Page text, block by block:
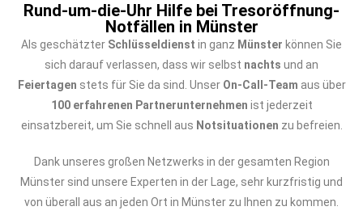
Rund-um-die-Uhr Hilfe bei Tresoröffnung-
Notfällen in Münster
Als geschätzter Schlüsseldienst in ganz Münster können Sie
sich darauf verlassen, dass wir selbst nachts und an
Feiertagen stets für Sie da sind. Unser On-Call-Team aus über
100 erfahrenen Partnerunternehmen ist jederzeit
einsatzbereit, um Sie schnell aus Notsituationen zu befreien.
Dank unseres großen Netzwerks in der gesamten Region
Münster sind unsere Experten in der Lage, sehr kurzfristig und
von überall aus an jeden Ort in Münster zu Ihnen zu kommen.